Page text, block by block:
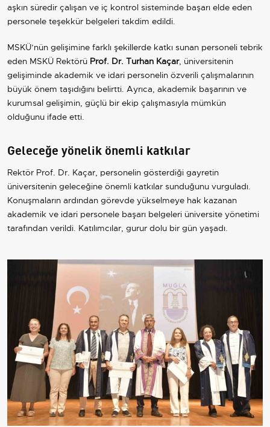
aşkın süredir çalışan ve iç kontrol sisteminde başarı elde eden
personele teşekkür belgeleri takdim edildi.
MSKÜ’nün gelişimine farklı şekillerde katkı sunan personeli tebrik
eden MSKÜ Rektörü Prof. Dr. Turhan Kaçar, üniversitenin
gelişiminde akademik ve idari personelin özverili çalışmalarının
büyük önem taşıdığını belirtti. Ayrıca, akademik başarının ve
kurumsal gelişimin, güçlü bir ekip çalışmasıyla mümkün
olduğunu ifade etti.
Geleceğe yönelik önemli katkılar
Rektör Prof. Dr. Kaçar, personelin gösterdiği gayretin
üniversitenin geleceğine önemli katkılar sunduğunu vurguladı.
Konuşmaların ardından görevde yükselmeye hak kazanan
akademik ve idari personele başarı belgeleri üniversite yönetimi
tarafından verildi. Katılımcılar, gurur dolu bir gün yaşadı.